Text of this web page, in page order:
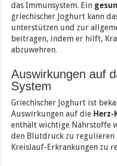
das Immunsystem. Ein
griechischer Joghurt kann
unterstützen und zur
beitragen, indem er hilft,
abzuwehren.
Auswirkungen auf
System
Griechischer Joghurt ist
Auswirkungen auf die
enthält wichtige Nährstoffe
den Blutdruck zu regulieren
Kreislauf-Erkrankungen zu